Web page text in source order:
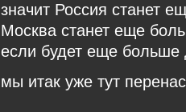
значит Россия станет
Москва станет еще
если будет еще
мы итак уже тут